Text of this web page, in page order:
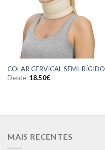
COLAR CERVICAL SEMI-RÍGIDO
Desde: 18.50€
MAIS RECENTES